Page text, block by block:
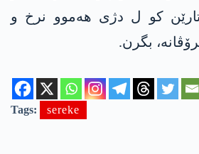
کو ل دژی هەموو نرخ و
بگرن.
Tags: sereke